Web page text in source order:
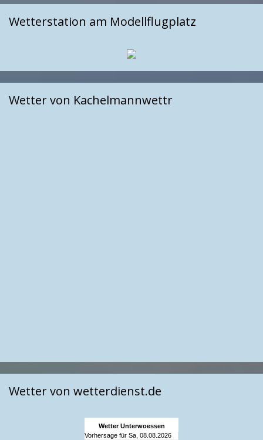
Wetterstation am Modellflugplatz
Wetter von Kachelmannwettr
Wetter von wetterdienst.de
Wetter Unterwoessen
Vorhersage für Sa, 08.08.2026